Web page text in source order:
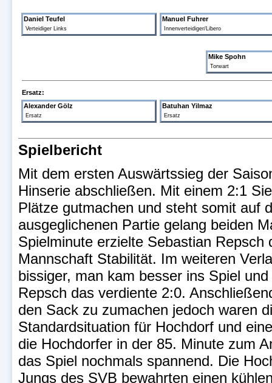
Daniel Teufel
Verteidiger Links
Manuel Fuhrer
Innenverteidiger/Libero
Mike Spohn
Torwart
Ersatz:
Alexander Gölz
Ersatz
Batuhan Yilmaz
Ersatz
Spielbericht
Mit dem ersten Auswärtssieg der
Hinserie abschließen. Mit einem 2:1
Plätze gutmachen und steht somit auf
ausgeglichenen Partie gelang beiden
Spielminute erzielte Sebastian
Mannschaft Stabilität. Im weiteren
bissiger, man kam besser ins Spiel
Repsch das verdiente 2:0.
den Sack zu zumachen jedoch waren
Standardsituation für Hochdorf und
die Hochdorfer in der 85. Minute zum
das Spiel nochmals spannend. Die
Jungs des SVB bewahrten einen